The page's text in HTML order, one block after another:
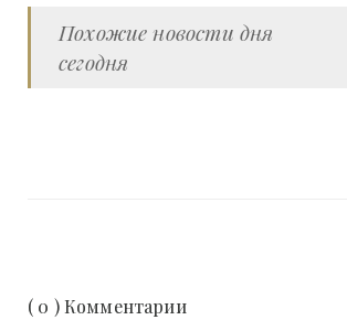
Похожие новости дня
сегодня
( 0 ) Комментарии